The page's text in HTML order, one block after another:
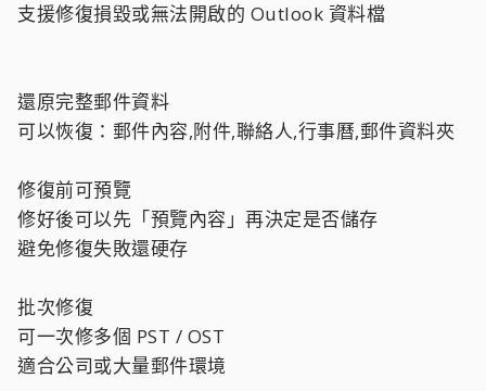
支援修復損毀或無法開啟的 Outlook 資料檔
還原完整郵件資料
可以恢復：郵件內容,附件,聯絡人,行事曆,郵件資料夾
修復前可預覽
修好後可以先「預覽內容」再決定是否儲存
避免修復失敗還硬存
批次修復
可一次修多個 PST / OST
適合公司或大量郵件環境